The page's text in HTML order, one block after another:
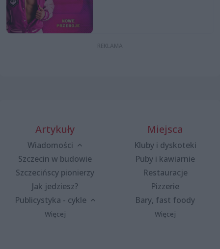
Artykuły
Wiadomości
Szczecin w budowie
Szczecińscy pionierzy
Jak jedziesz?
Publicystyka - cykle
Więcej
Miejsca
Kluby i dyskoteki
Puby i kawiarnie
Restauracje
Pizzerie
Bary, fast foody
Więcej